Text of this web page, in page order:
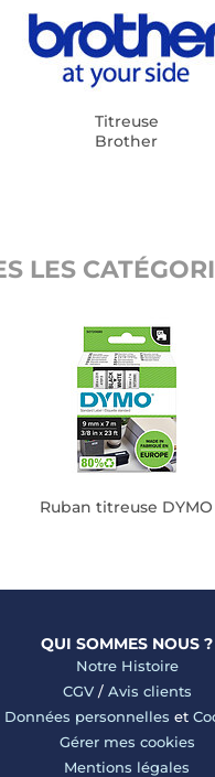
Titreuse
Brother
LES
Ruban titreuse DYMO
QUI SOMMES NOUS ?
Notre Histoire
CGV/ Avis clients
Données personnelles et
Gérer mes cookies
Mentions légales